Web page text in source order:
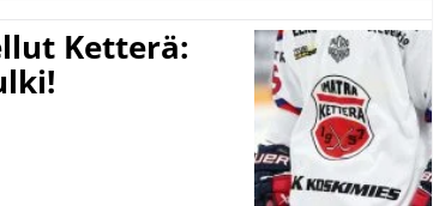
Ketterä: